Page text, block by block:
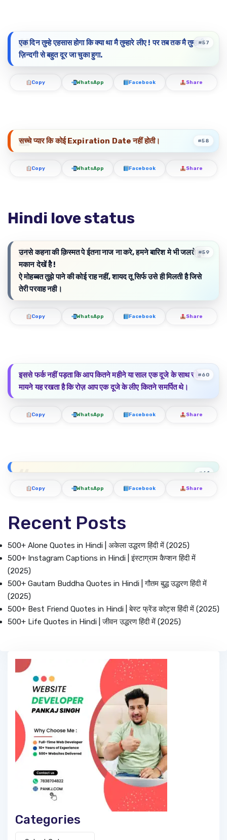
एक दिन तुम्हे एहसास होगा कि क्या था मै तुम्हारे लीए ! पर तब तक मै तुम्हारी
ज़िन्दगी से बहुत दूर जा चुका हुगा.
#57
Copy WhatsApp Facebook Share
सच्चे प्यार कि कोई Expiration Date नहीं होती। #58
Copy WhatsApp Facebook Share
Hindi love status
उनसे कहना की क़िस्मत पे ईतना नाज ना करे, हमने बारिश मे भी जलते हुए
मकान देखें हैे !
ऐ मोहब्बत तुझे पाने की कोई राह नहीं, शायद तू सिर्फ उसे ही मिलती है जिसे
तेरी परवाह नही।
#59
Copy WhatsApp Facebook Share
इससे फर्क नहीं पड़ता कि आप कितने महीने या साल एक दूजे के साथ रहे,
मायने यह रखता है कि रोज़ आप एक दूजे के लीए कितने समर्पित थे।
#60
Copy WhatsApp Facebook Share
#61
Copy WhatsApp Facebook Share
Recent Posts
500+ Alone Quotes in Hindi | अकेला उद्धरण हिंदी में (2025)
500+ Instagram Captions in Hindi | इंस्टाग्राम कैप्शन हिंदी में
(2025)
500+ Gautam Buddha Quotes in Hindi | गौतम बुद्ध उद्धरण हिंदी में
(2025)
500+ Best Friend Quotes in Hindi | बेस्ट फ्रेंड कोट्स हिंदी में (2025)
500+ Life Quotes in Hindi | जीवन उद्धरण हिंदी में (2025)
Categories
Categories